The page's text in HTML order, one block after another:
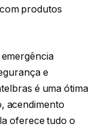
produtos
e
é uma ótima
acendimento
oferece tudo o